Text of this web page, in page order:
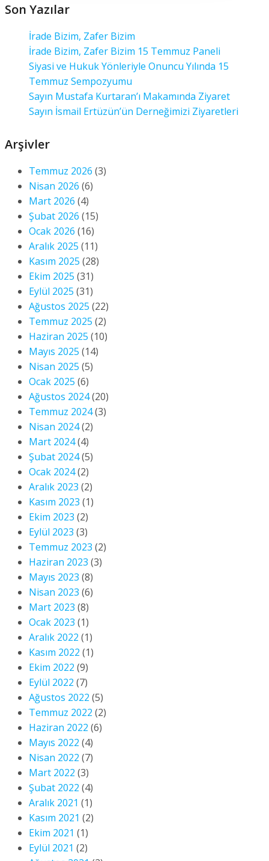
Son Yazılar
İrade Bizim, Zafer Bizim
İrade Bizim, Zafer Bizim 15 Temmuz Paneli
Siyasi ve Hukuk Yönleriyle Onuncu Yılında 15
Temmuz Sempozyumu
Sayın Mustafa Kurtaran’ı Makamında Ziyaret
Sayın İsmail Ertüzün’ün Derneğimizi Ziyaretleri
Arşivler
Temmuz 2026 (3)
Nisan 2026 (6)
Mart 2026 (4)
Şubat 2026 (15)
Ocak 2026 (16)
Aralık 2025 (11)
Kasım 2025 (28)
Ekim 2025 (31)
Eylül 2025 (31)
Ağustos 2025 (22)
Temmuz 2025 (2)
Haziran 2025 (10)
Mayıs 2025 (14)
Nisan 2025 (5)
Ocak 2025 (6)
Ağustos 2024(20)
Temmuz 2024(3)
Nisan 2024(2)
Mart 2024(4)
Şubat 2024(5)
Ocak 2024(2)
Aralık 2023 (2)
Kasım 2023 (1)
Ekim 2023 (2)
Eylül 2023 (3)
Temmuz 2023 (2)
Haziran 2023 (3)
Mayıs 2023 (8)
Nisan 2023 (6)
Mart 2023 (8)
Ocak 2023 (1)
Aralık 2022 (1)
Kasım 2022 (1)
Ekim 2022 (9)
Eylül 2022 (7)
Ağustos 2022 (5)
Temmuz 2022 (2)
Haziran 2022 (6)
Mayıs 2022 (4)
Nisan 2022 (7)
Mart 2022 (3)
Şubat 2022 (4)
Aralık 2021 (1)
Kasım 2021 (2)
Ekim 2021 (1)
Eylül 2021 (2)